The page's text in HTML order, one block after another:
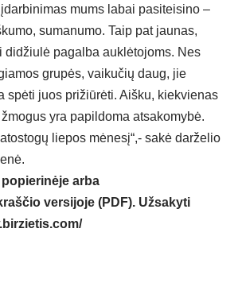
mums labai pasiteisino –
sumanumo. Taip pat jaunas,
didžiulė pagalba auklėtojoms. Nes
grupės, vaikučių daug, jie
spėti juos prižiūrėti. Aišku, kiekvienas
yra papildoma atsakomybė.
liepos mėnesį“,- sakė darželio
arba
versijoje (PDF). Užsakyti